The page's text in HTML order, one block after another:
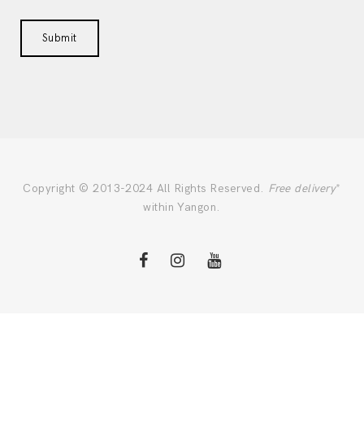
Copyright © 2013-2024 All Rights Reserved. Free delivery*
within Yangon.